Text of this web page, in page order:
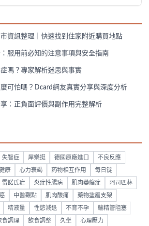
資訊整理｜快速找到住家附近購買地點
服用前必知的注意事項與安全指南
嗎？專家解析迷思與事實
可怕嗎？Dcard網友真實分享與深度分析
：正負面評價與副作用完整解析
失智症 犀樂挺 德國原廠進口 不良反應
康 心力衰竭 药物相互作用 每日锭
雷諾氏症 炎症性腸病 肌肉萎縮症 阿司匹林
中醫觀點 肌肉酸痛 藥物塗層支架
精液量 性慾減退 不育不孕 輸精管阻塞
食調理 飲食調整 久坐 心理壓力